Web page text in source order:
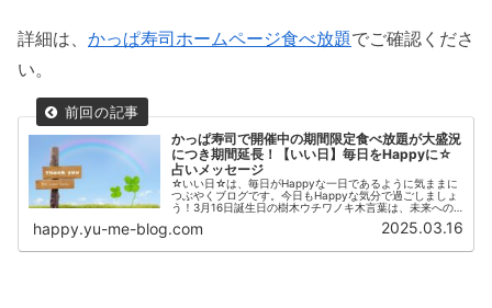
詳細は、 かっぱ寿司ホームページ食べ放題でご確認くださ
い。
かっぱ寿司で開催中の期間限定食べ放題が大盛況
につき期間延長！【いい日】毎日をHappyに☆
占いメッセージ
☆いい日☆は、毎日がHappyな一日であるように気ままに
つぶやくブログです。今日もHappyな気分で過ごしましょ
う！3月16日誕生日の樹木ウチワノキ木言葉は、未来への
思いです。Happy☆つぶやきみなさん、お寿司は好きです
か？私は、お寿司大...
happy.yu-me-blog.com 2025.03.16